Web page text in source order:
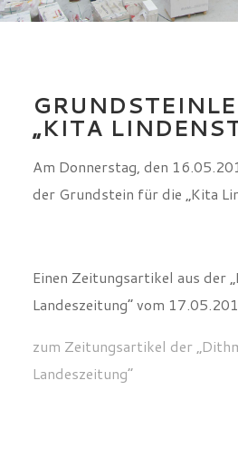
„KITA
Am Donnerstag, den
der Grundstein für die „Kita
Einen Zeitungsartikel aus der
Landeszeitung“ vom
zum Zeitungsartikel der
Landeszeitung“